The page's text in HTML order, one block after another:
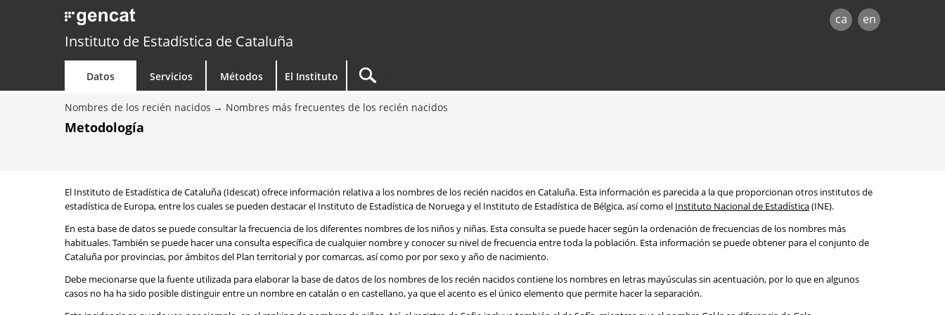
ca en
Instituto de Estadística de Cataluña
Datos Servicios Métodos El Instituto
Nombres de los recién nacidos Nombres más frecuentes de los recién nacidos
Metodología
El Instituto de Estadística de Cataluña (Idescat) ofrece información relativa a los nombres de los recién nacidos en Cataluña. Esta información es parecida a la que proporcionan otros institutos de
estadística de Europa, entre los cuales se pueden destacar el Instituto de Estadística de Noruega y el Instituto de Estadística de Bélgica, así como el Instituto Nacional de Estadística(INE).
En esta base de datos se puede consultar la frecuencia de los diferentes nombres de los niños y niñas. Esta consulta se puede hacer según la ordenación de frecuencias de los nombres más
habituales. También se puede hacer una consulta específica de cualquier nombre y conocer su nivel de frecuencia entre toda la población. Esta información se puede obtener para el conjunto de
Cataluña por provincias, por ámbitos del Plan territorial y por comarcas, así como por por sexo y año de nacimiento.
Debe mecionarse que la fuente utilizada para elaborar la base de datos de los nombres de los recién nacidos contiene los nombres en letras mayúsculas sin acentuación, por lo que en algunos
casos no ha ha sido posible distinguir entre un nombre en catalán o en castellano, ya que el acento es el único elemento que permite hacer la separación.